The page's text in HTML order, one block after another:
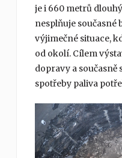
je i 660 metrů
nesplňuje
výjimečné situace,
od okolí. Cílem
dopravy a
spotřeby paliva